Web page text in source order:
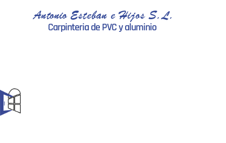
Antonio Esteban e Hijos S.L.
Carpinteria de PVC y aluminio